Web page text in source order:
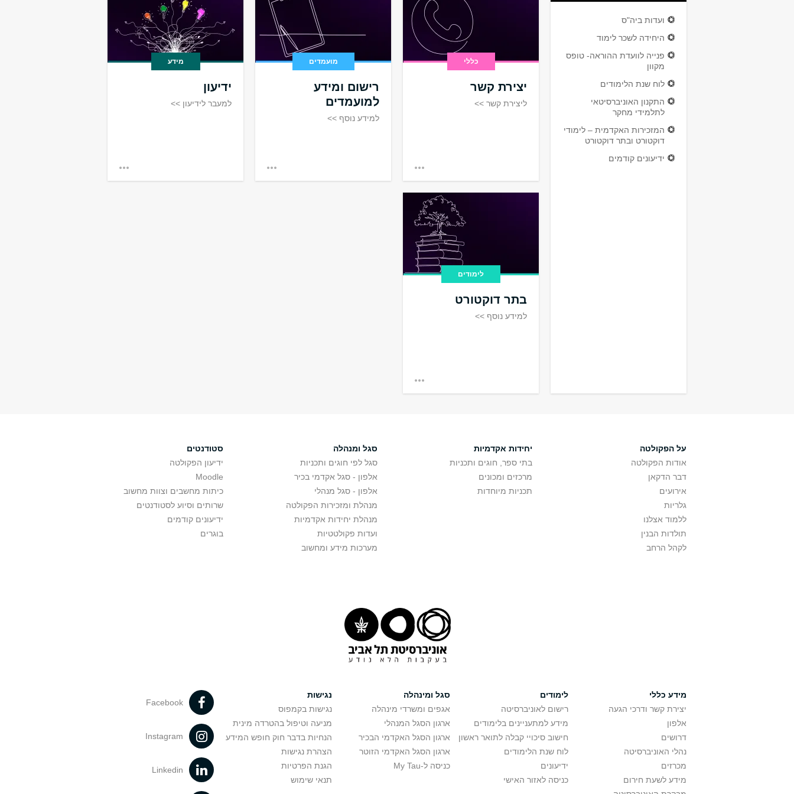
ועדות ביה"ס
היחידה לשכר לימוד
פנייה לוועדת ההוראה- טופס
מקוון
לוח שנת הלימודים
התקנון האוניברסיטאי
לתלמידי מחקר
המזכירות האקדמית – לימודי
דוקטורט ובתר דוקטורט
ידיעונים קודמים
כללי
יצירת קשר
ליצירת קשר >>
מועמדים
רישום ומידע
למועמדים
למידע נוסף >>
מידע
ידיעון
למעבר לידיעון >>
לימודים
בתר דוקטורט
למידע נוסף >>
על הפקולטה
אודות הפקולטה
דבר הדקאן
אירועים
גלריות
ללמוד אצלנו
תולדות הבנין
לקהל הרחב
יחידות אקדמיות
בתי ספר, חוגים ותכניות
מרכזים ומכונים
תכניות מיוחדות
סגל ומנהלה
סגל לפי חוגים ותכניות
אלפון - סגל אקדמי בכיר
אלפון - סגל מנהלי
מנהלת ומזכירות הפקולטה
מנהלת יחידות אקדמיות
ועדות פקולטטיות
מערכות מידע ומחשוב
סטודנטים
ידיעון הפקולטה
Moodle
כיתות מחשבים וצוות מחשוב
שרותים וסיוע לסטודנטים
ידיעונים קודמים
בוגרים
מידע כללי
יצירת קשר ודרכי הגעה
אלפון
דרושים
נהלי האוניברסיטה
מכרזים
מידע לשעת חירום
לימודים
רישום לאוניברסיטה
מידע למתעניינים בלימודים
חישוב סיכויי קבלה לתואר ראשון
לוח שנת הלימודים
ידיעונים
כניסה לאזור האישי
סגל ומינהלה
אגפים ומשרדי מינהלה
ארגון הסגל המנהלי
ארגון הסגל האקדמי הבכיר
ארגון הסגל האקדמי הזוטר
כניסה ל-My Tau
נגישות
נגישות בקמפוס
מניעה וטיפול בהטרדה מינית
הנחיות בדבר חוק חופש המידע
הצהרת נגישות
הגנת הפרטיות
תנאי שימוש
Facebook
Instagram
Linkedin